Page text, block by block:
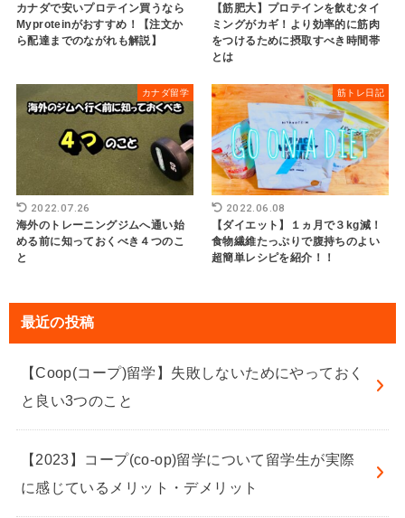
カナダで安いプロテイン買うなら
Myproteinがおすすめ！【注文か
ら配達までのながれも解説】
【筋肥大】プロテインを飲むタイ
ミングがカギ！より効率的に筋肉
をつけるために摂取すべき時間帯
とは
カナダ留学
2022.07.26
海外のトレーニングジムへ通い始
める前に知っておくべき４つのこ
と
筋トレ日記
2022.06.08
【ダイエット】１ヵ月で３kg減！
食物繊維たっぷりで腹持ちのよい
超簡単レシピを紹介！！
最近の投稿
【Coop(コープ)留学】失敗しないためにやっておく
と良い3つのこと
【2023】コープ(co-op)留学について留学生が実際
に感じているメリット・デメリット